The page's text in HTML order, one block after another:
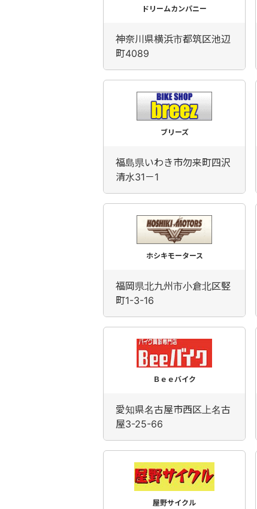
ドリームカンパニー
神奈川県横浜市都筑区池辺
町4089
ブリーズ
福島県いわき市勿来町四沢
清水31－1
ホシキモータース
福岡県北九州市小倉北区竪
町1-3-16
Ｂｅｅバイク
愛知県名古屋市西区上名古
屋3-25-66
屋野サイクル